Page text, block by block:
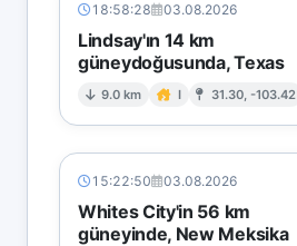
18:58:28 03.08.2026
Lindsay'ın 14 km
güneydoğusunda, Texas
9.0 km I 31.30, -103.42
15:22:50 03.08.2026
Whites City'in 56 km
güneyinde, New Meksika